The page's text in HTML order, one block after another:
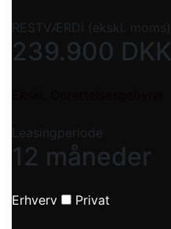
RESTVÆRDI (ekskl. moms)
239.900 DKK
Leasingperiode
12 måneder
Erhverv Privat